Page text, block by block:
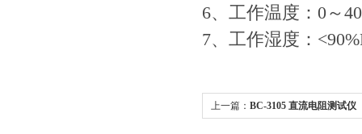
6、工作温度：0～
7、工作湿度：
上一篇： BC-3105 直流电阻测试仪